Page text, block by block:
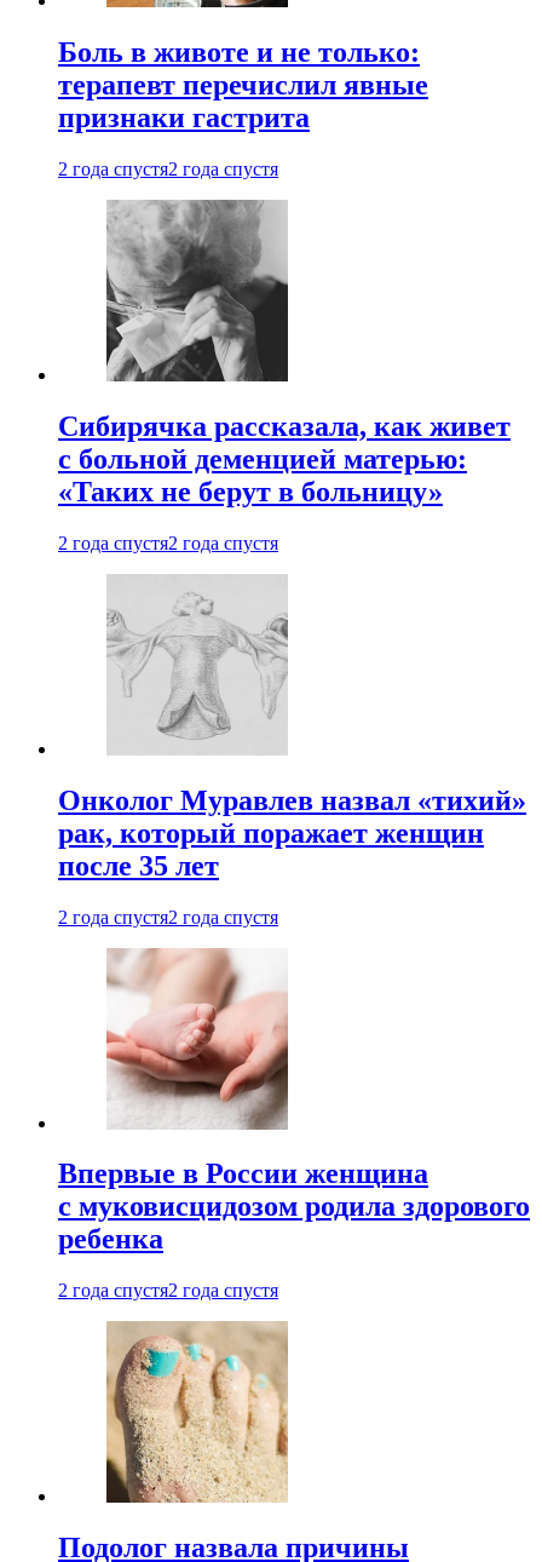
Боль в животе и не только:
терапевт перечислил явные
признаки гастрита
2 года спустя2 года спустя
Сибирячка рассказала, как живет
с больной деменцией матерью:
«Таких не берут в больницу»
2 года спустя2 года спустя
Онколог Муравлев назвал «тихий»
рак, который поражает женщин
после 35 лет
2 года спустя2 года спустя
Впервые в России женщина
с муковисцидозом родила здорового
ребенка
2 года спустя2 года спустя
Подолог назвала причины